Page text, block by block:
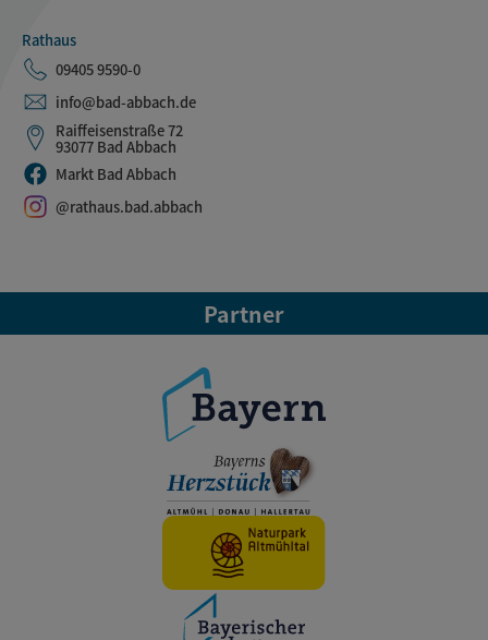
Rathaus
09405 9590-0
info@bad-abbach.de
Raiffeisenstraße 72
93077 Bad Abbach
Markt Bad Abbach
@rathaus.bad.abbach
Partner